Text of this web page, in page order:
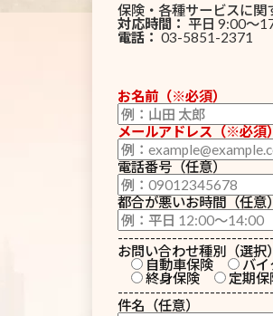
保険・各種サービスに関
対応時間： 平日 9:00〜
電話： 03-5851-2371
お名前（※必須）
メールアドレス（※必須）
電話番号（任意）
都合が悪いお時間（任意）
お問い合わせ種別（選択）
自動車保険
バイ
終身保険
定期保
件名（任意）